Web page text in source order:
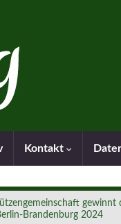
Kontakt
gewinnt
Brandenburg 2024